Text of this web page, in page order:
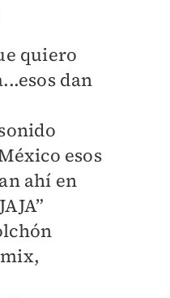
quiero
dan
esos
ahí en